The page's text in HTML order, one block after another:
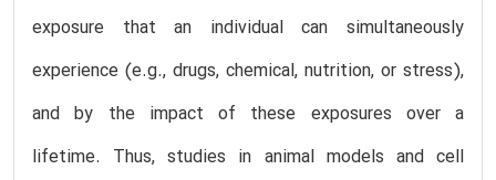
exposure that an individual can simultaneously
experience (e.g., drugs, chemical, nutrition, or stress),
and by the impact of these exposures over a
lifetime. Thus, studies in animal models and cell